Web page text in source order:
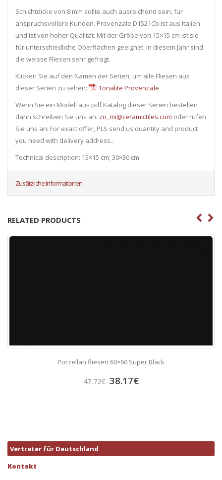
Schichtdicke von 8 mm sollte auch ausreichend sein, für
anspruchsvollere Kunden. Provenzale D1521Cb ist aus Italien
und ist von hoher Qualität. Mit der Größe von 15×15 cm ist sie
für unterschiedliche Oberflächen geeignet. In diesem Jahr sind
die weisse Fliesen sehr gefragt.
Klicken Sie auf den Namen der Serien, um alle Fliesen ​​aus
dieser Serien zu sehen:
Tonalite Provenzale
Wenn Sie ein Modell aus pdf Katalog dieser Serien bestellen
dann schreiben Sie uns an: zo_mi@ceramictiles.com oder rufen
Sie uns an: For exact offer, PLS send us quantity and product
you need with delivery address..
Technical description: 15×15 cm; 30×30 cm
Zusätzliche Informationen
RELATED PRODUCTS
Porzellan fliesen 60×60 Super Black
47.72€ 38.17€
Vertreter für Deutschland
Kontakt